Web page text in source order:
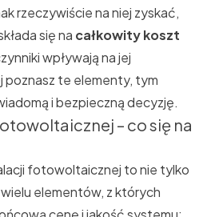
rzeczywiście na niej zyskać,
się na całkowity koszt
wpływają na jej
poznasz te elementy, tym
i bezpieczną decyzję.
– co się na
fotowoltaicznej to nie tylko
elementów, z których